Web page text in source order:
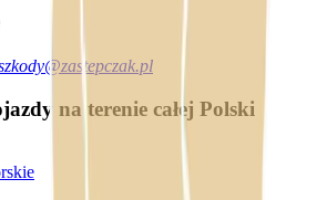
na terenie całej Polski